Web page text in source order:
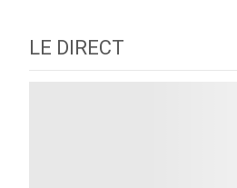
LE DIRECT